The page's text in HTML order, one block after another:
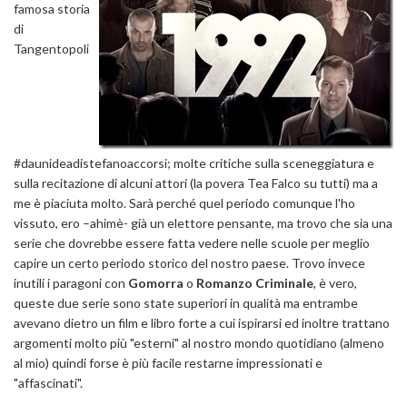
famosa storia
di
Tangentopoli
#daunideadistefanoaccorsi; molte critiche sulla sceneggiatura e
sulla recitazione di alcuni attori (la povera Tea Falco su tutti) ma a
me è piaciuta molto. Sarà perché quel periodo comunque l'ho
vissuto, ero –ahimè- già un elettore pensante, ma trovo che sia una
serie che dovrebbe essere fatta vedere nelle scuole per meglio
capire un certo periodo storico del nostro paese. Trovo invece
inutili i paragoni con Gomorra o Romanzo Criminale, è vero,
queste due serie sono state superiori in qualità ma entrambe
avevano dietro un film e libro forte a cui ispirarsi ed inoltre trattano
argomenti molto più "esterni" al nostro mondo quotidiano (almeno
al mio) quindi forse è più facile restarne impressionati e
"affascinati".